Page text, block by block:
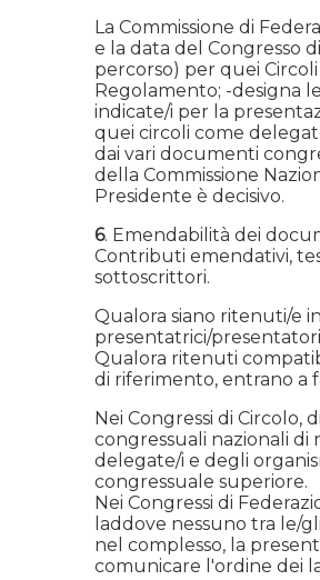
La Commissione di
e la data del Congresso
percorso) per quei
Regolamento; -designa
indicate/i per la
quei circoli come
dai vari documenti
della Commissione
Presidente è decisivo.
6. Emendabilità dei
Contributi emendativi,
sottoscrittori.
Qualora siano ritenuti/e
presentatrici/
Qualora ritenuti
di riferimento, entrano a
Nei Congressi di
congressuali nazionali
delegate/i e degli
congressuale superiore.
Nei Congressi di
laddove nessuno tra le/
nel complesso, la
comunicare l'ordine dei